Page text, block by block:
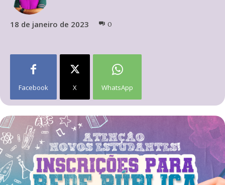
18 de janeiro de 2023 0
Facebook X WhatsApp